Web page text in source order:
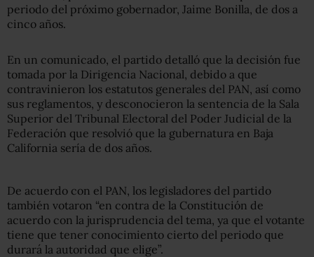
periodo del próximo gobernador, Jaime Bonilla, de dos a
cinco años.
En un comunicado, el partido detalló que la decisión fue
tomada por la Dirigencia Nacional, debido a que
contravinieron los estatutos generales del PAN, así como
sus reglamentos, y desconocieron la sentencia de la Sala
Superior del Tribunal Electoral del Poder Judicial de la
Federación que resolvió que la gubernatura en Baja
California sería de dos años.
De acuerdo con el PAN, los legisladores del partido
también votaron “en contra de la Constitución de
acuerdo con la jurisprudencia del tema, ya que el votante
tiene que tener conocimiento cierto del periodo que
durará la autoridad que elige”.